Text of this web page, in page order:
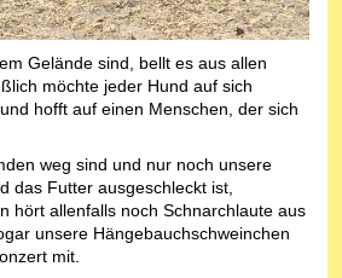
Gelände sind, bellt es aus allen
möchte jeder Hund auf sich
hofft auf einen Menschen, der sich
weg sind und nur noch unsere
das Futter ausgeschleckt ist,
hört allenfalls noch Schnarchlaute aus
unsere Hängebauchschweinchen
mit.